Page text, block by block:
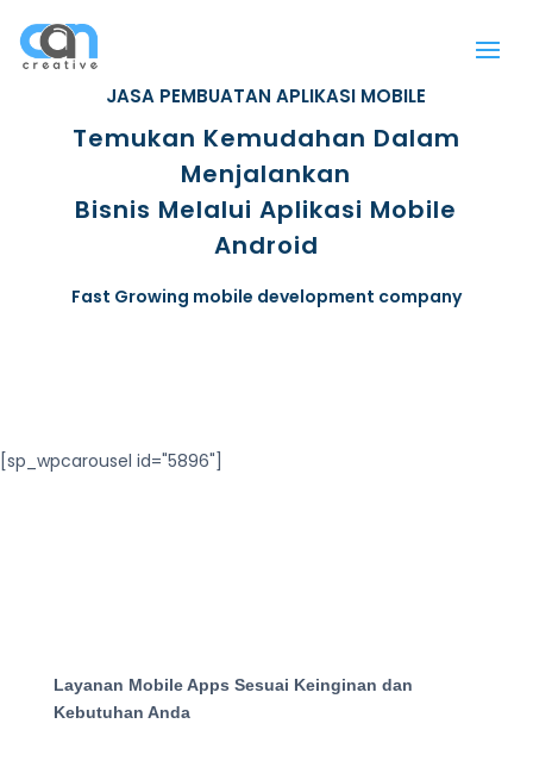
JASA PEMBUATAN APLIKASI MOBILE
Temukan Kemudahan Dalam
Menjalankan
Bisnis Melalui Aplikasi Mobile
Android
Fast Growing mobile development company
[sp_wpcarousel id="5896"]
Layanan Mobile Apps Sesuai Keinginan dan
Kebutuhan Anda